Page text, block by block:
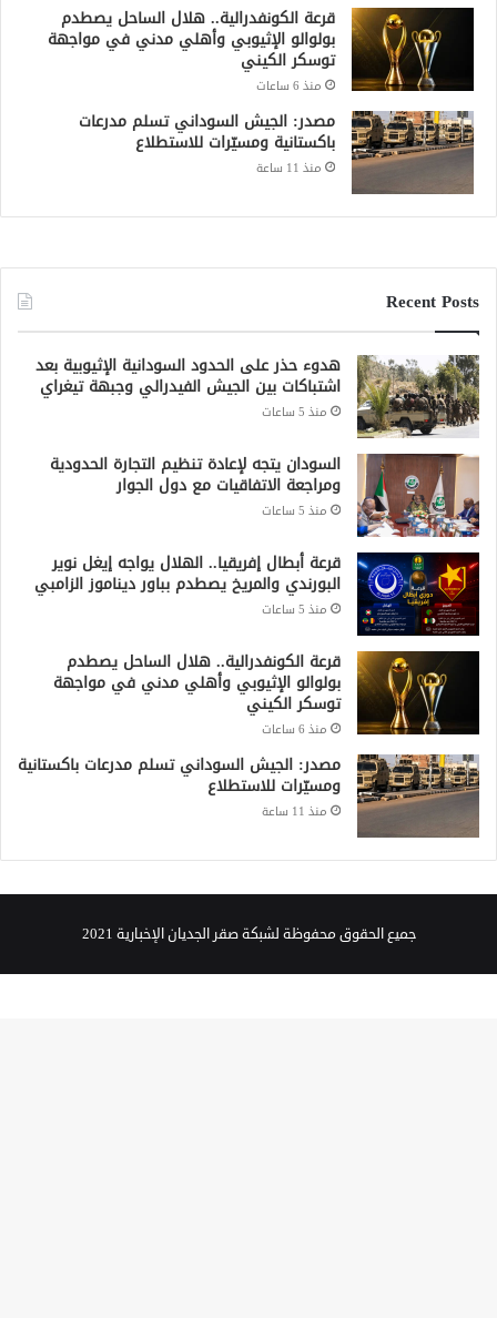
قرعة الكونفدرالية.. هلال الساحل يصطدم
بولوالو الإثيوبي وأهلي مدني في مواجهة
توسكر الكيني
منذ 6 ساعات
مصدر: الجيش السوداني تسلم مدرعات
باكستانية ومسيّرات للاستطلاع
منذ 11 ساعة
Recent Posts
هدوء حذر على الحدود السودانية الإثيوبية بعد
اشتباكات بين الجيش الفيدرالي وجبهة تيغراي
منذ 5 ساعات
السودان يتجه لإعادة تنظيم التجارة الحدودية
ومراجعة الاتفاقيات مع دول الجوار
منذ 5 ساعات
قرعة أبطال إفريقيا.. الهلال يواجه إيغل نوير
البورندي والمريخ يصطدم بباور ديناموز الزامبي
منذ 5 ساعات
قرعة الكونفدرالية.. هلال الساحل يصطدم
بولوالو الإثيوبي وأهلي مدني في مواجهة
توسكر الكيني
منذ 6 ساعات
مصدر: الجيش السوداني تسلم مدرعات باكستانية
ومسيّرات للاستطلاع
منذ 11 ساعة
جميع الحقوق محفوظة لشبكة صقر الجديان الإخبارية 2021